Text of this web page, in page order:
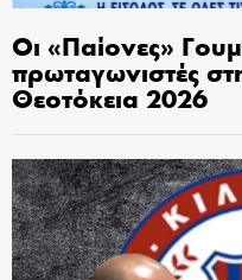
Οι «Παίονες»
πρωταγωνιστές
Θεοτόκεια 2026